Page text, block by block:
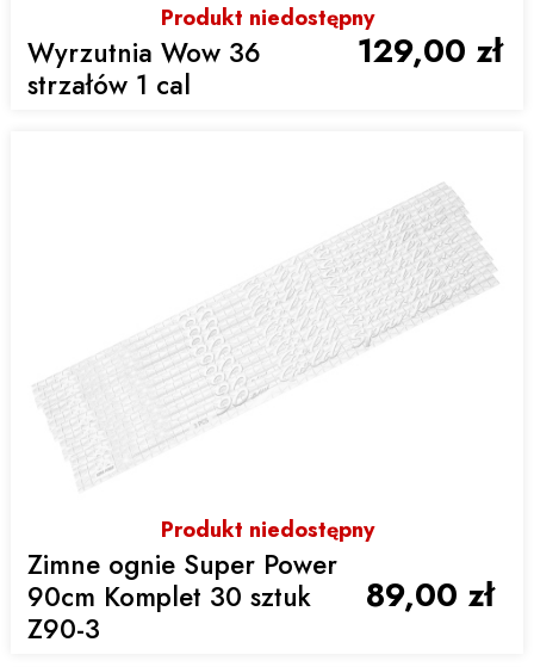
Produkt niedostępny
Wyrzutnia Wow 36
strzałów 1 cal
129,00 zł
Produkt niedostępny
Zimne ognie Super Power
90cm Komplet 30 sztuk
Z90-3
89,00 zł